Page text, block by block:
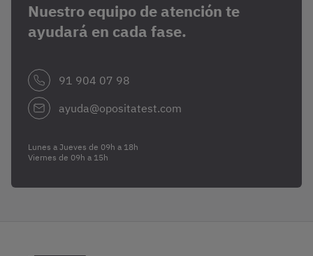
Nuestro equipo de atención te
ayudará en cada fase.
91 904 07 98
ayuda@opositatest.com
Lunes a Jueves de 09h a 18h
Viernes de 09h a 15h